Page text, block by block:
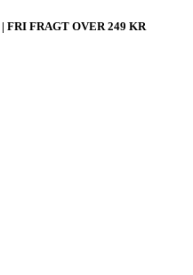
FRI FRAGT OVER 249 KR